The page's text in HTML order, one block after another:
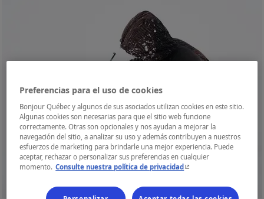
Preferencias para el uso de cookies
Bonjour Québec y algunos de sus asociados utilizan cookies en este sitio.
Algunas cookies son necesarias para que el sitio web funcione
correctamente. Otras son opcionales y nos ayudan a mejorar la
navegación del sitio, a analizar su uso y además contribuyen a nuestros
esfuerzos de marketing para brindarle una mejor experiencia. Puede
aceptar, rechazar o personalizar sus preferencias en cualquier
momento. Consulte nuestra política de privacidad- Este hipervínculo se